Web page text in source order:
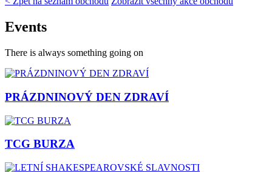
Events
There is always something going on
PRÁZDNINOVÝ DEN ZDRAVÍ
TCG BURZA